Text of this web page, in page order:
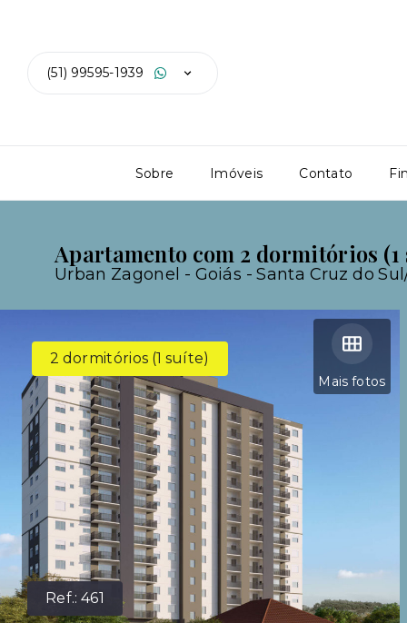
(51) 99595-1939
Sobre Imóveis Contato
Apartamento com 2 dormitórios (1
Urban Zagonel - Goiás - Santa Cruz do
Ref.:461
Mais fotos
2 dormitórios (1 suíte)